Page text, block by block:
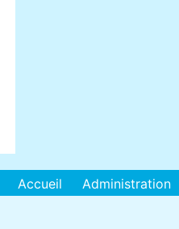
Accueil Administration